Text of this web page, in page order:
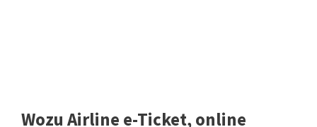
Wozu Airline e-Ticket, online